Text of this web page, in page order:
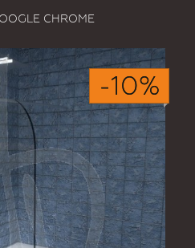
CHROME
-10%